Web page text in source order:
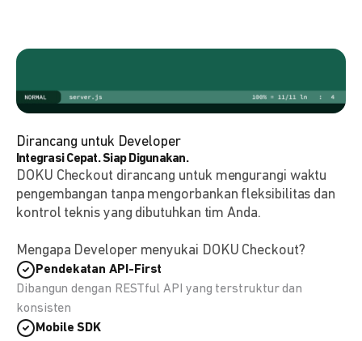
Dirancang untuk Developer
Integrasi Cepat. Siap Digunakan.
DOKU Checkout dirancang untuk mengurangi waktu
pengembangan tanpa mengorbankan fleksibilitas dan
kontrol teknis yang dibutuhkan tim Anda.
Mengapa Developer menyukai DOKU Checkout?
Pendekatan API-First
Dibangun dengan RESTful API yang terstruktur dan
konsisten
Mobile SDK